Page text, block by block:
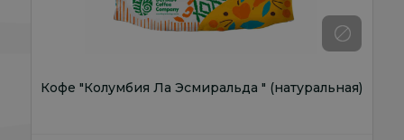
Кофе "Колумбия Ла Эсмиральда " (натуральная)